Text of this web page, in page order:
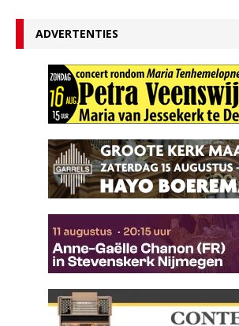
ADVERTENTIES